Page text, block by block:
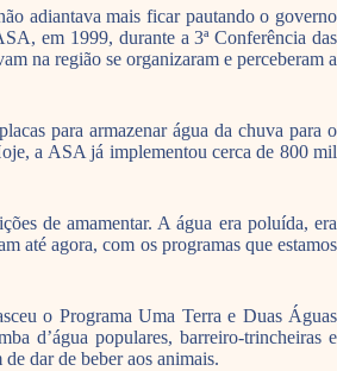
adiantava mais ficar pautando o governo
em 1999, durante a 3ª Conferência das
na região se organizaram e perceberam a
para armazenar água da chuva para o
a ASA já implementou cerca de 800 mil
de amamentar. A água era poluída, era
até agora, com os programas que estamos
o Programa Uma Terra e Duas Águas
d’água populares, barreiro-trincheiras e
dar de beber aos animais.